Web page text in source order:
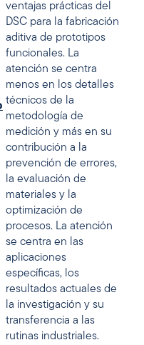
ventajas prácticas del
DSC para la fabricación
aditiva de prototipos
funcionales. La
atención se centra
menos en los detalles
técnicos de la
metodología de
medición y más en su
contribución a la
prevención de errores,
la evaluación de
materiales y la
optimización de
procesos. La atención
se centra en las
aplicaciones
específicas, los
resultados actuales de
la investigación y su
transferencia a las
rutinas industriales.